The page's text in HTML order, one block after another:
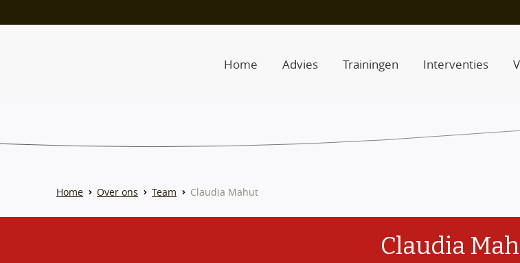
Home Advies Trainingen Interventies
Home Over ons Team Claudia Mahut
Claudia